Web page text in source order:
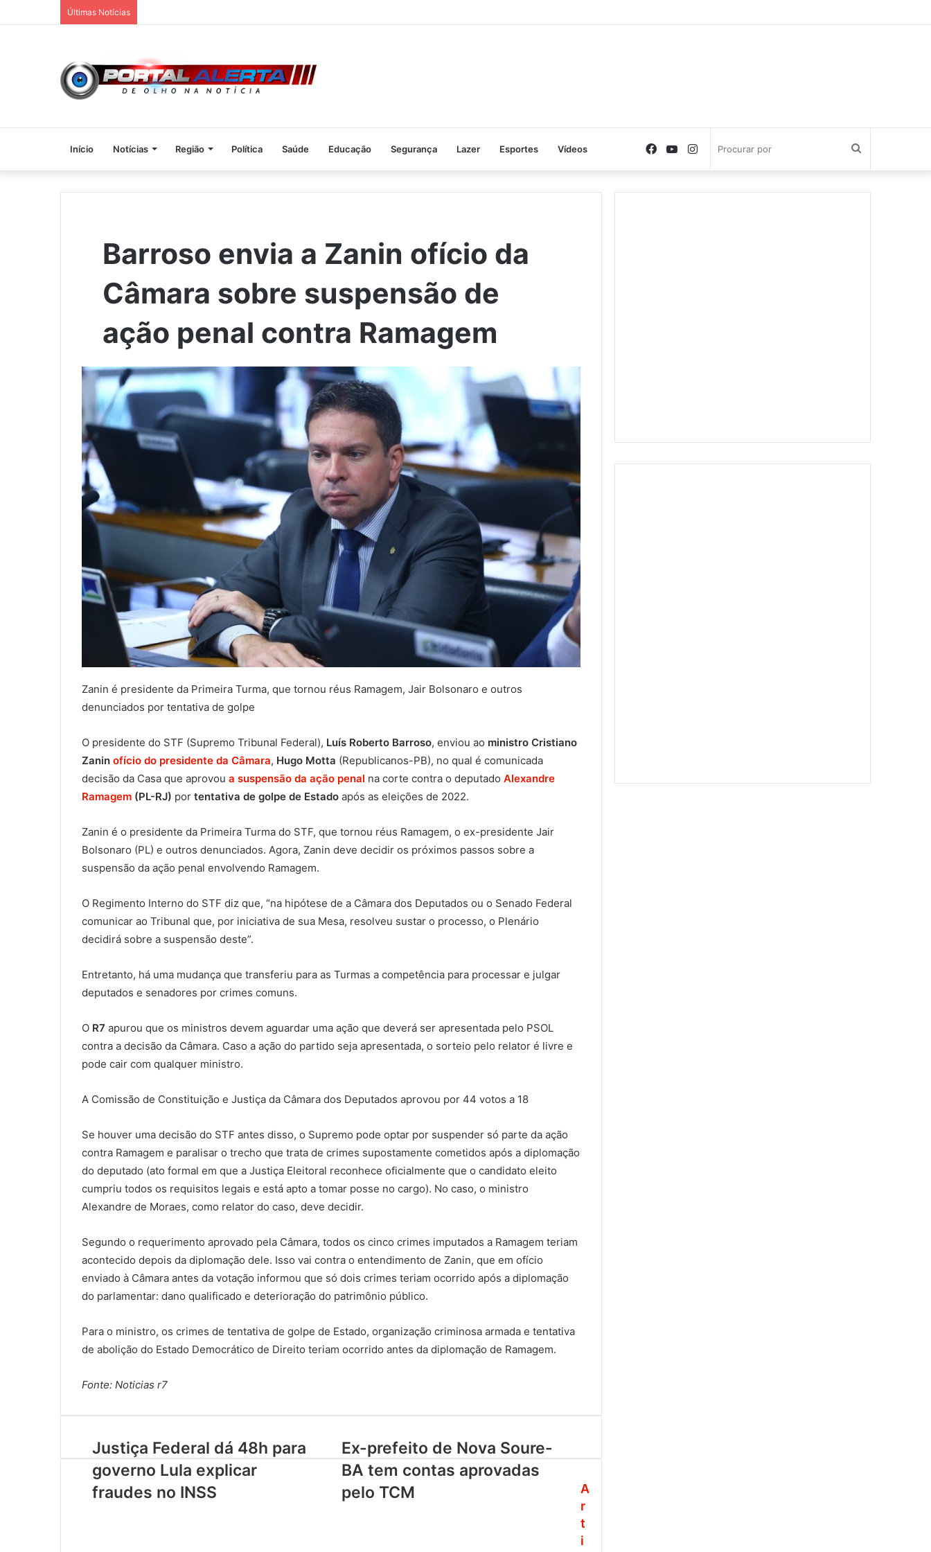
Últimas Notícias
Início Notícias Região Política Saúde Educação Segurança Lazer Esportes Vídeos
por
Instagram
YouTube
Facebook
Barroso envia a Zanin ofício da
Câmara sobre suspensão de
ação penal contra Ramagem
Zanin é presidente da Primeira Turma, que tornou réus Ramagem, Jair Bolsonaro e outros
denunciados por tentativa de golpe
O presidente do STF (Supremo Tribunal Federal), Luís Roberto Barroso, enviou ao ministro Cristiano
Zanin ofício do presidente da Câmara, Hugo Motta (Republicanos-PB), no qual é comunicada
decisão da Casa que aprovou a suspensão da ação penal na corte contra o deputado Alexandre
Ramagem (PL-RJ) por tentativa de golpe de Estado após as eleições de 2022.
Zanin é o presidente da Primeira Turma do STF, que tornou réus Ramagem, o ex-presidente Jair
Bolsonaro (PL) e outros denunciados. Agora, Zanin deve decidir os próximos passos sobre a
suspensão da ação penal envolvendo Ramagem.
O Regimento Interno do STF diz que, “na hipótese de a Câmara dos Deputados ou o Senado Federal
comunicar ao Tribunal que, por iniciativa de sua Mesa, resolveu sustar o processo, o Plenário
decidirá sobre a suspensão deste”.
Entretanto, há uma mudança que transferiu para as Turmas a competência para processar e julgar
deputados e senadores por crimes comuns.
O R7 apurou que os ministros devem aguardar uma ação que deverá ser apresentada pelo PSOL
contra a decisão da Câmara. Caso a ação do partido seja apresentada, o sorteio pelo relator é livre e
pode cair com qualquer ministro.
A Comissão de Constituição e Justiça da Câmara dos Deputados aprovou por 44 votos a 18
Se houver uma decisão do STF antes disso, o Supremo pode optar por suspender só parte da ação
contra Ramagem e paralisar o trecho que trata de crimes supostamente cometidos após a diplomação
do deputado (ato formal em que a Justiça Eleitoral reconhece oficialmente que o candidato eleito
cumpriu todos os requisitos legais e está apto a tomar posse no cargo). No caso, o ministro
Alexandre de Moraes, como relator do caso, deve decidir.
Segundo o requerimento aprovado pela Câmara, todos os cinco crimes imputados a Ramagem teriam
acontecido depois da diplomação dele. Isso vai contra o entendimento de Zanin, que em ofício
enviado à Câmara antes da votação informou que só dois crimes teriam ocorrido após a diplomação
do parlamentar: dano qualificado e deterioração do patrimônio público.
Para o ministro, os crimes de tentativa de golpe de Estado, organização criminosa armada e tentativa
de abolição do Estado Democrático de Direito teriam ocorrido antes da diplomação de Ramagem.
Fonte: Noticias r7
Justiça Federal dá 48h para
governo Lula explicar
fraudes no INSS
Ex-prefeito de Nova Soure-
BA tem contas aprovadas
pelo TCM
A
r
t
i